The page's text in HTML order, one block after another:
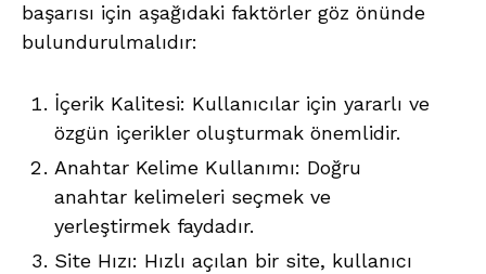
başarısı için aşağıdaki faktörler göz önünde
bulundurulmalıdır:
İçerik Kalitesi: Kullanıcılar için yararlı ve
özgün içerikler oluşturmak önemlidir.
Anahtar Kelime Kullanımı: Doğru
anahtar kelimeleri seçmek ve
yerleştirmek faydadır.
Site Hızı: Hızlı açılan bir site, kullanıcı